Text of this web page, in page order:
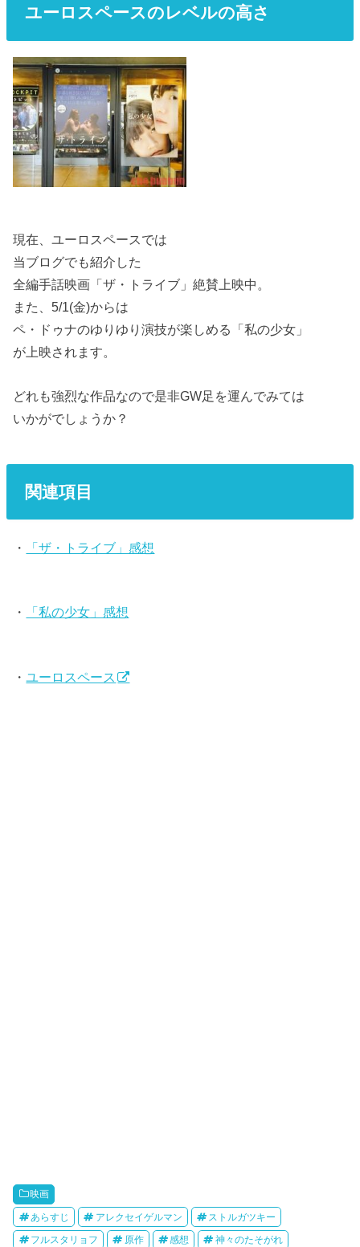
ユーロスペースのレベルの高さ
現在、ユーロスペースでは
当ブログでも紹介した
全編手話映画「ザ・トライブ」絶賛上映中。
また、5/1(金)からは
ペ・ドゥナのゆりゆり演技が楽しめる「私の少女」
が上映されます。
どれも強烈な作品なので是非GW足を運んでみては
いかがでしょうか？
関連項目
・ 「ザ・トライブ」感想
・ 「私の少女」感想
・ユーロスペース
映画
あらすじ アレクセイゲルマン ストルガツキー
フルスタリョフ 原作 感想 神々のたそがれ